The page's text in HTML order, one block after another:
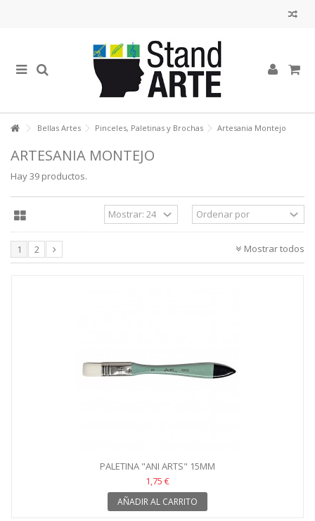
Bellas Artes Pinceles, Paletinas y Brochas Artesania Montejo
ARTESANIA MONTEJO
Hay 39 productos.
Mostrar todos
1 2
PALETINA "ANI ARTS" 15MM
1,75 €
AÑADIR AL CARRITO